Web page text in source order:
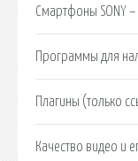
Смартфоны SONY
Программы для
Плагины (только
Качество видео и